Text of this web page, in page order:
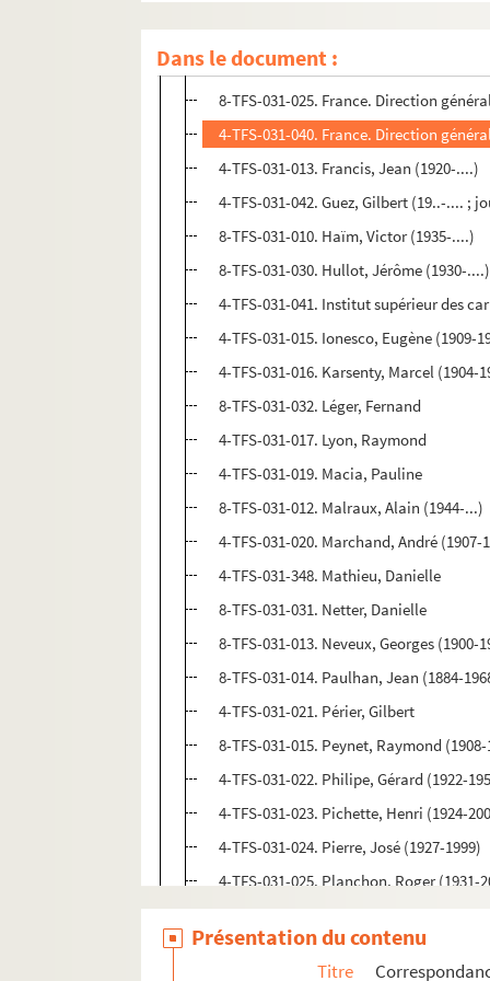
Dans le document :
4-TFS-031-012. Fouchet, Max-Pol (1913-
4-TFS-031-039. France. Direction
8-TFS-031-025. France. Direction
4-TFS-031-040. France. Direction
4-TFS-031-013. Francis, Jean (1920-....)
4-TFS-031-042. Guez, Gilbert (19..-.... ;
8-TFS-031-010. Haïm, Victor (1935-....)
8-TFS-031-030. Hullot, Jérôme (1930-....)
4-TFS-031-041. Institut supérieur des
4-TFS-031-015. Ionesco, Eugène (1909-
4-TFS-031-016. Karsenty, Marcel (1904-
8-TFS-031-032. Léger, Fernand
4-TFS-031-017. Lyon, Raymond
4-TFS-031-019. Macia, Pauline
8-TFS-031-012. Malraux, Alain (1944-...)
4-TFS-031-020. Marchand, André (1907-
4-TFS-031-348. Mathieu, Danielle
8-TFS-031-031. Netter, Danielle
8-TFS-031-013. Neveux, Georges (1900-
8-TFS-031-014. Paulhan, Jean (1884-
4-TFS-031-021. Périer, Gilbert
8-TFS-031-015. Peynet, Raymond
4-TFS-031-022. Philipe, Gérard (1922-
4-TFS-031-023. Pichette, Henri (1924-
4-TFS-031-024. Pierre, José (1927-1999)
4-TFS-031-025. Planchon, Roger (1931-
4-TFS-031-026. Richaud, André de
4-TFS-031-027. Riva, Emmanuelle
Présentation du contenu
Titre